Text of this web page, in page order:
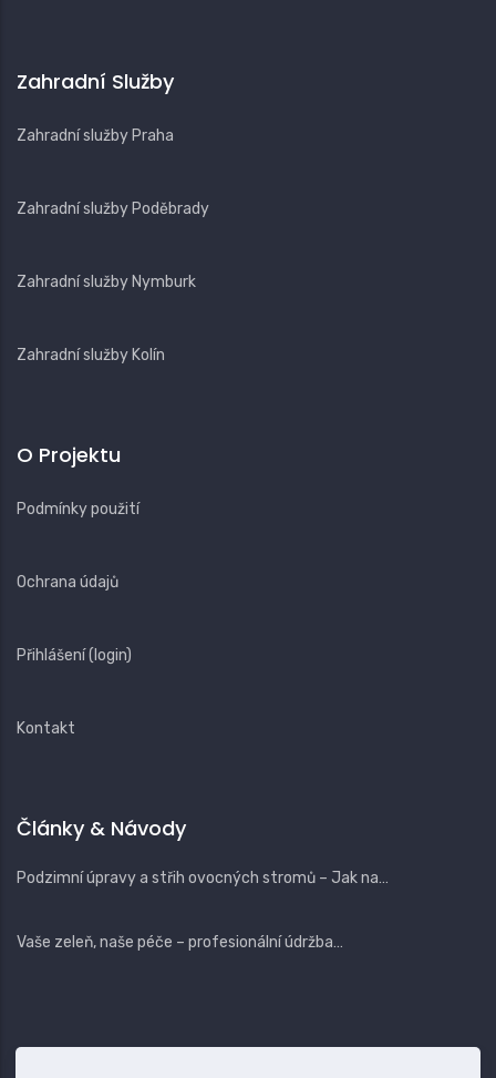
Zahradní Služby
Zahradní služby Praha
Zahradní služby Poděbrady
Zahradní služby Nymburk
Zahradní služby Kolín
O Projektu
Podmínky použití
Ochrana údajů
Přihlášení (login)
Kontakt
Články & Návody
Podzimní úpravy a střih ovocných stromů – Jak na…
Vaše zeleň, naše péče – profesionální údržba…